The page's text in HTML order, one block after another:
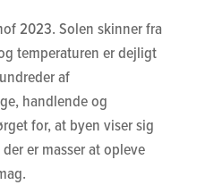
2023. Solen skinner fra
temperaturen er dejligt
af
handlende og
for, at byen viser sig
er masser at opleve